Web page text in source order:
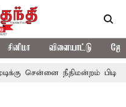
சினிமா விளையாட்டு
பிடிவாராண்ட்